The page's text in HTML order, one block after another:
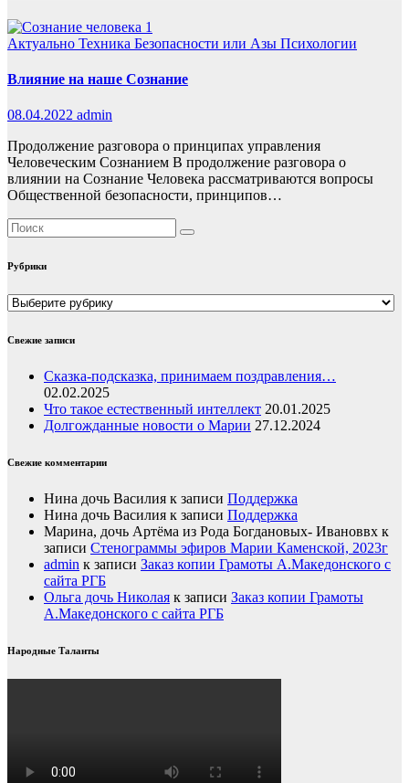
Актуально Техника Безопасности или Азы Психологии
Влияние на наше Сознание
08.04.2022 admin
Продолжение разговора о принципах управления
Человеческим Сознанием В продолжение разговора о
влиянии на Сознание Человека рассматриваются вопросы
Общественной безопасности, принципов…
Рубрики
Рубрики
Свежие записи
Сказка-подсказка, принимаем поздравления…
02.02.2025
Что такое естественный интеллект 20.01.2025
Долгожданные новости о Марии 27.12.2024
Свежие комментарии
Нина дочь Василия к записи Поддержка
Нина дочь Василия к записи Поддержка
Марина, дочь Артёма из Рода Богдановых- Ивановвх к
записи Стенограммы эфиров Марии Каменской, 2023г
admin к записи Заказ копии Грамоты А.Македонского с
сайта РГБ
Ольга дочь Николая к записи Заказ копии Грамоты
А.Македонского с сайта РГБ
Народные Таланты